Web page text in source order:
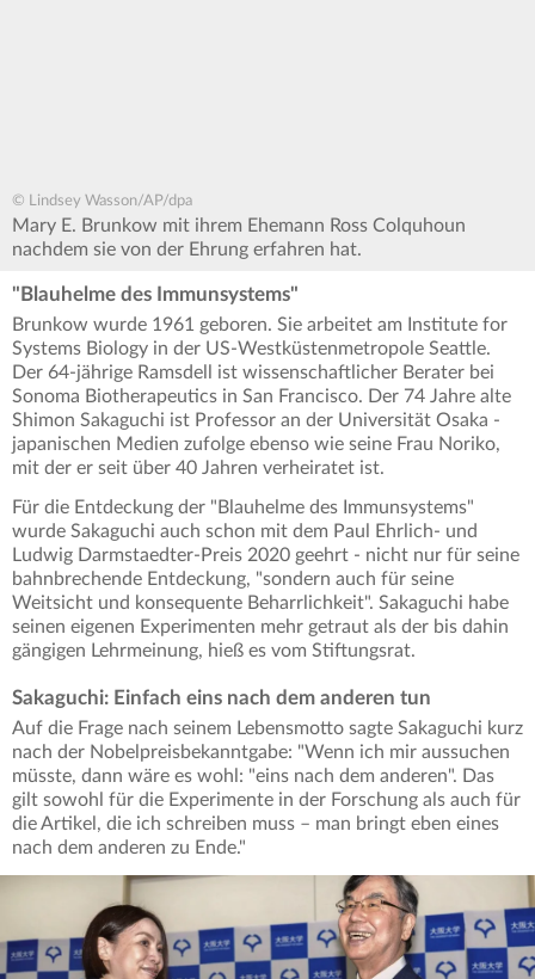
© Lindsey Wasson/AP/dpa
Mary E. Brunkow mit ihrem Ehemann Ross Colquhoun
nachdem sie von der Ehrung erfahren hat.
"Blauhelme des Immunsystems"
Brunkow wurde 1961 geboren. Sie arbeitet am Institute for
Systems Biology in der US-Westküstenmetropole Seattle.
Der 64-jährige Ramsdell ist wissenschaftlicher Berater bei
Sonoma Biotherapeutics in San Francisco. Der 74 Jahre alte
Shimon Sakaguchi ist Professor an der Universität Osaka -
japanischen Medien zufolge ebenso wie seine Frau Noriko,
mit der er seit über 40 Jahren verheiratet ist.
Für die Entdeckung der "Blauhelme des Immunsystems"
wurde Sakaguchi auch schon mit dem Paul Ehrlich- und
Ludwig Darmstaedter-Preis 2020 geehrt - nicht nur für seine
bahnbrechende Entdeckung, "sondern auch für seine
Weitsicht und konsequente Beharrlichkeit". Sakaguchi habe
seinen eigenen Experimenten mehr getraut als der bis dahin
gängigen Lehrmeinung, hieß es vom Stiftungsrat.
Sakaguchi: Einfach eins nach dem anderen tun
Auf die Frage nach seinem Lebensmotto sagte Sakaguchi kurz
nach der Nobelpreisbekanntgabe: "Wenn ich mir aussuchen
müsste, dann wäre es wohl: "eins nach dem anderen". Das
gilt sowohl für die Experimente in der Forschung als auch für
die Artikel, die ich schreiben muss – man bringt eben eines
nach dem anderen zu Ende."